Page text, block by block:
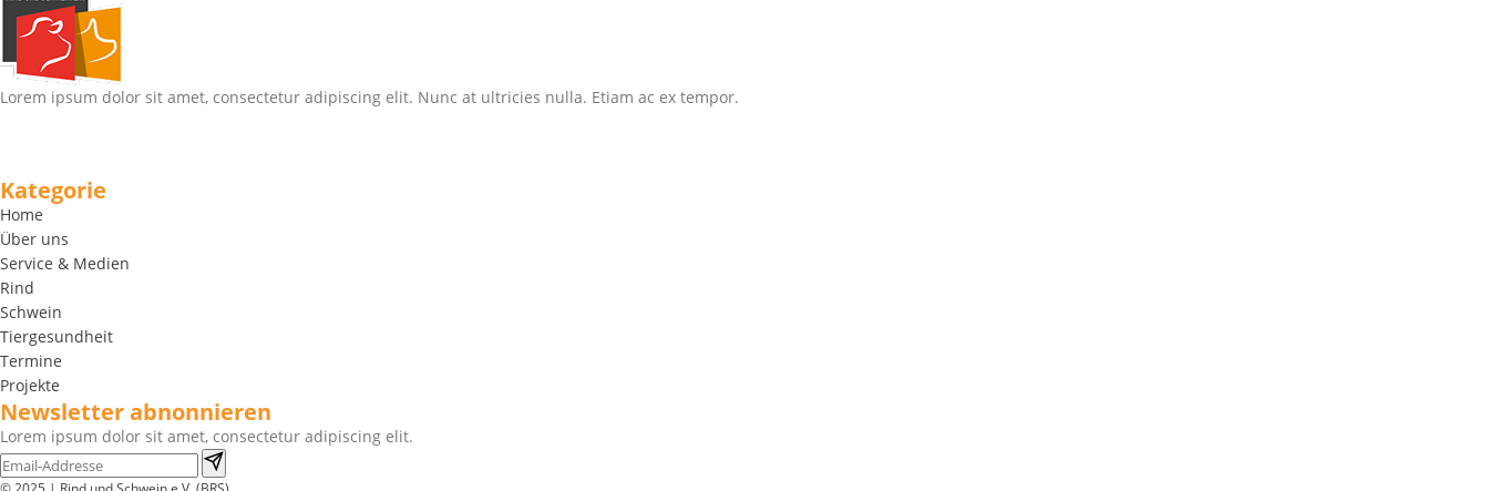
Lorem ipsum dolor sit amet, consectetur adipiscing elit. Nunc at ultricies nulla. Etiam ac ex tempor.
Kategorie
Home
Über uns
Service & Medien
Rind
Schwein
Tiergesundheit
Termine
Projekte
Newsletter abnonnieren
Lorem ipsum dolor sit amet, consectetur adipiscing elit.